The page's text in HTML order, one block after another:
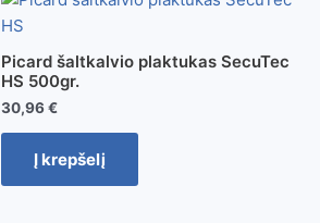
Picard šaltkalvio plaktukas SecuTec
HS 500gr.
30,96€
Į krepšelį